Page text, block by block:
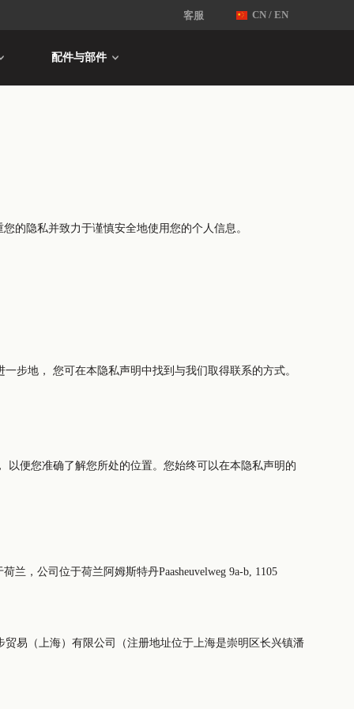
客服 CN / EN
配件与部件
的隐私并致力于谨慎安全地使用您的个人信息。
我们尽最大努力明确易懂地表达所有信息。但是，如您阅读本隐私声明后对我们使用您的个人信息有任何疑问，您可以随时联系我们。进一步地， 您可在本隐私声明中找到与我们取得联系的方式。